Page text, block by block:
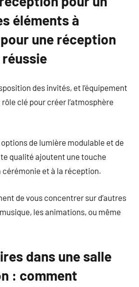
éléments à
une réception
des invités, et l’équipement
clé pour créer l’atmosphère
de lumière modulable et de
qualité ajoutent une touche
et à la réception.
de vous concentrer sur d’autres
les animations, ou même
dans une salle
: comment